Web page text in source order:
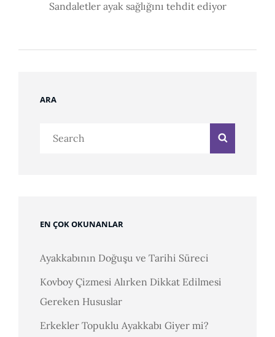
Navigation
Sandaletler ayak sağlığını tehdit ediyor
ARA
EN ÇOK OKUNANLAR
Ayakkabının Doğuşu ve Tarihi Süreci
Kovboy Çizmesi Alırken Dikkat Edilmesi
Gereken Hususlar
Erkekler Topuklu Ayakkabı Giyer mi?